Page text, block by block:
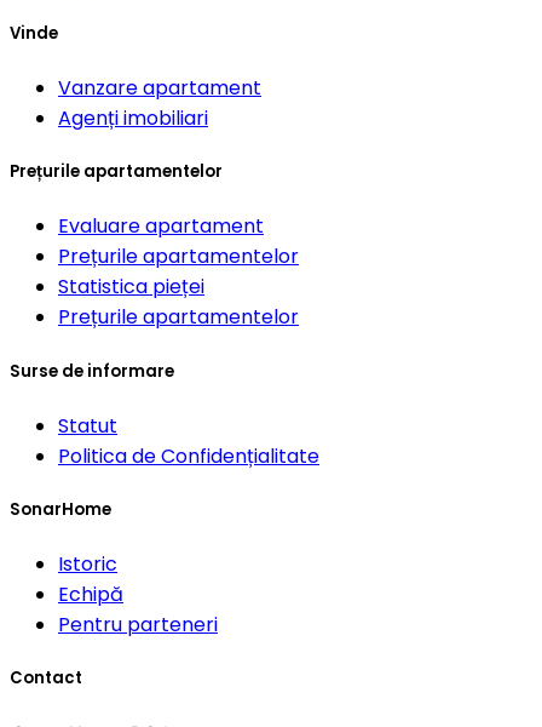
Vinde
Vanzare apartament
Agenți imobiliari
Prețurile apartamentelor
Evaluare apartament
Prețurile apartamentelor
Statistica pieței
Prețurile apartamentelor
Surse de informare
Statut
Politica de Confidențialitate
SonarHome
Istoric
Echipă
Pentru parteneri
Contact